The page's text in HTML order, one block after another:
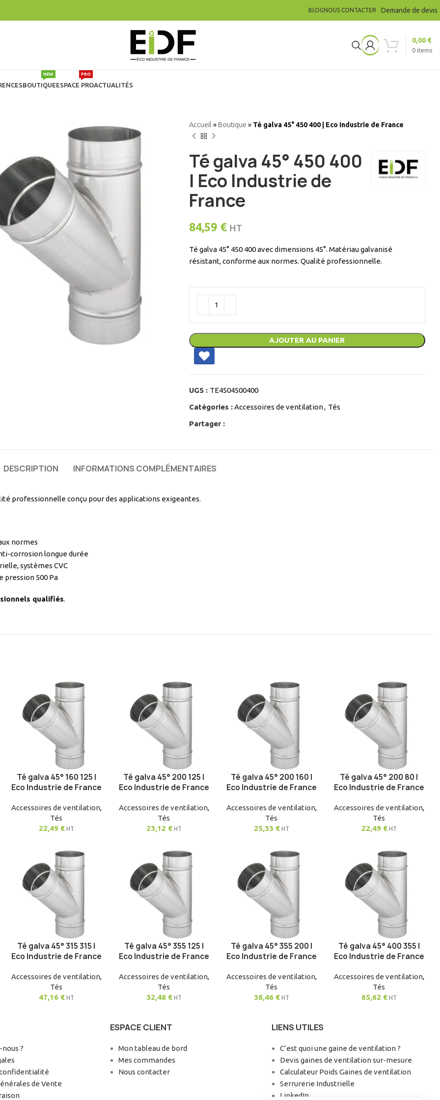
BLOGNOUS CONTACTER Demande de devis
0 items
0,00 €
BOUTIQUE
NEW
ESPACE PRO
PRO
ACTUALITÉS
Accueil »Boutique » Té galva 45° 450 400 | Eco Industrie de France
Té galva 45° 450 400
| Eco Industrie de
France
84,59 € HT
Té galva 45° 450 400 avec dimensions 45°. Matériau galvanisé
résistant, conforme aux normes. Qualité professionnelle.
AJOUTER AU PANIER
UGS : TE4504500400
Catégories : Accessoires de ventilation, Tés
Partager :
DESCRIPTION INFORMATIONS COMPLÉMENTAIRES
professionnelle conçu pour des applications exigeantes.
normes
corrosion longue durée
systèmes CVC
pression 500 Pa
qualifiés.
AJOUTER AU PANIER
Té galva 45° 160 125 |
Eco Industrie de France
Accessoires de ventilation,
Tés
22,49 € HT
AJOUTER AU PANIER
Té galva 45° 200 125 |
Eco Industrie de France
Accessoires de ventilation,
Tés
23,12 € HT
AJOUTER AU PANIER
Té galva 45° 200 160 |
Eco Industrie de France
Accessoires de ventilation,
Tés
25,33 € HT
AJOUTER AU PANIER
Té galva 45° 200 80 |
Eco Industrie de France
Accessoires de ventilation,
Tés
22,49 € HT
AJOUTER AU PANIER
Té galva 45° 315 315 |
Eco Industrie de France
Accessoires de ventilation,
Tés
47,16 € HT
AJOUTER AU PANIER
Té galva 45° 355 125 |
Eco Industrie de France
Accessoires de ventilation,
Tés
32,48 € HT
AJOUTER AU PANIER
Té galva 45° 355 200 |
Eco Industrie de France
Accessoires de ventilation,
Tés
38,46 € HT
AJOUTER AU PANIER
Té galva 45° 400 355 |
Eco Industrie de France
Accessoires de ventilation,
Tés
65,62 € HT
?
de Vente
ESPACE CLIENT
Mon tableau de bord
Mes commandes
Nous contacter
LIENS UTILES
C’est quoi une gaine de ventilation ?
Devis gaines de ventilation sur-mesure
Calculateur Poids Gaines de ventilation
Serrurerie Industrielle
LinkedIn